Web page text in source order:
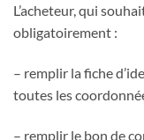
L’acheteur, qui
obligatoirement :
– remplir la fiche
toutes les
– remplir le bon de